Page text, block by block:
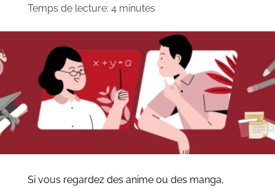
Temps de lecture: 4 minutes
Si vous regardez des anime ou des manga,